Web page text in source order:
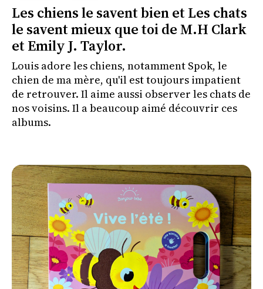
Les chiens le savent bien et Les chats
le savent mieux que toi de M.H Clark
et Emily J. Taylor.
Louis adore les chiens, notamment Spok, le
chien de ma mère, qu'il est toujours impatient
de retrouver. Il aime aussi observer les chats de
nos voisins. Il a beaucoup aimé découvrir ces
albums.